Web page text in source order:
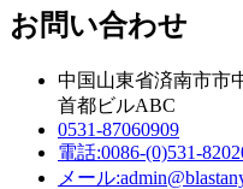
お問い合わせ
中国山東省済南市市
首都ビルABC
0531-87060909
電話:0086-(0)531-
メール: